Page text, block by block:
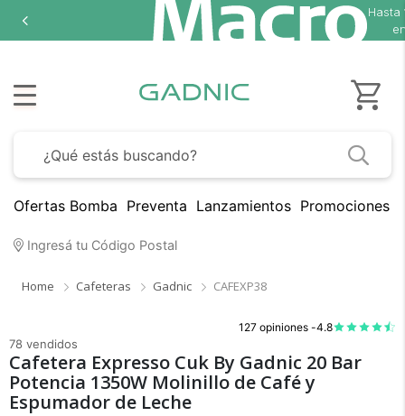
Hasta18 cuotas sin interés
en seleccionados
Ofertas Bomba Preventa Lanzamientos Promociones
Ingresá tu Código Postal
Home Cafeteras Gadnic CAFEXP38
127 opiniones -4.8
78 vendidos
Cafetera Expresso Cuk By Gadnic 20 Bar
Potencia 1350W Molinillo de Café y
Espumador de Leche